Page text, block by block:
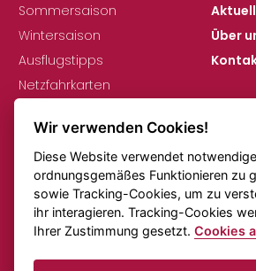
Sommersaison
Wintersaison
Ausflugstipps
Netzfahrkarten
Über
DSGVO
Cookie-Einstellungen
Anmerkungen zu den Fahrplänen
Wir verwenden Cookies!
Diese Website verwendet
ordnungsgemäßes Funktionieren zu
sowie Tracking-Cookies, um zu
ihr interagieren. Tracking-Cookies
Ihrer Zustimmung gesetzt.Cookies